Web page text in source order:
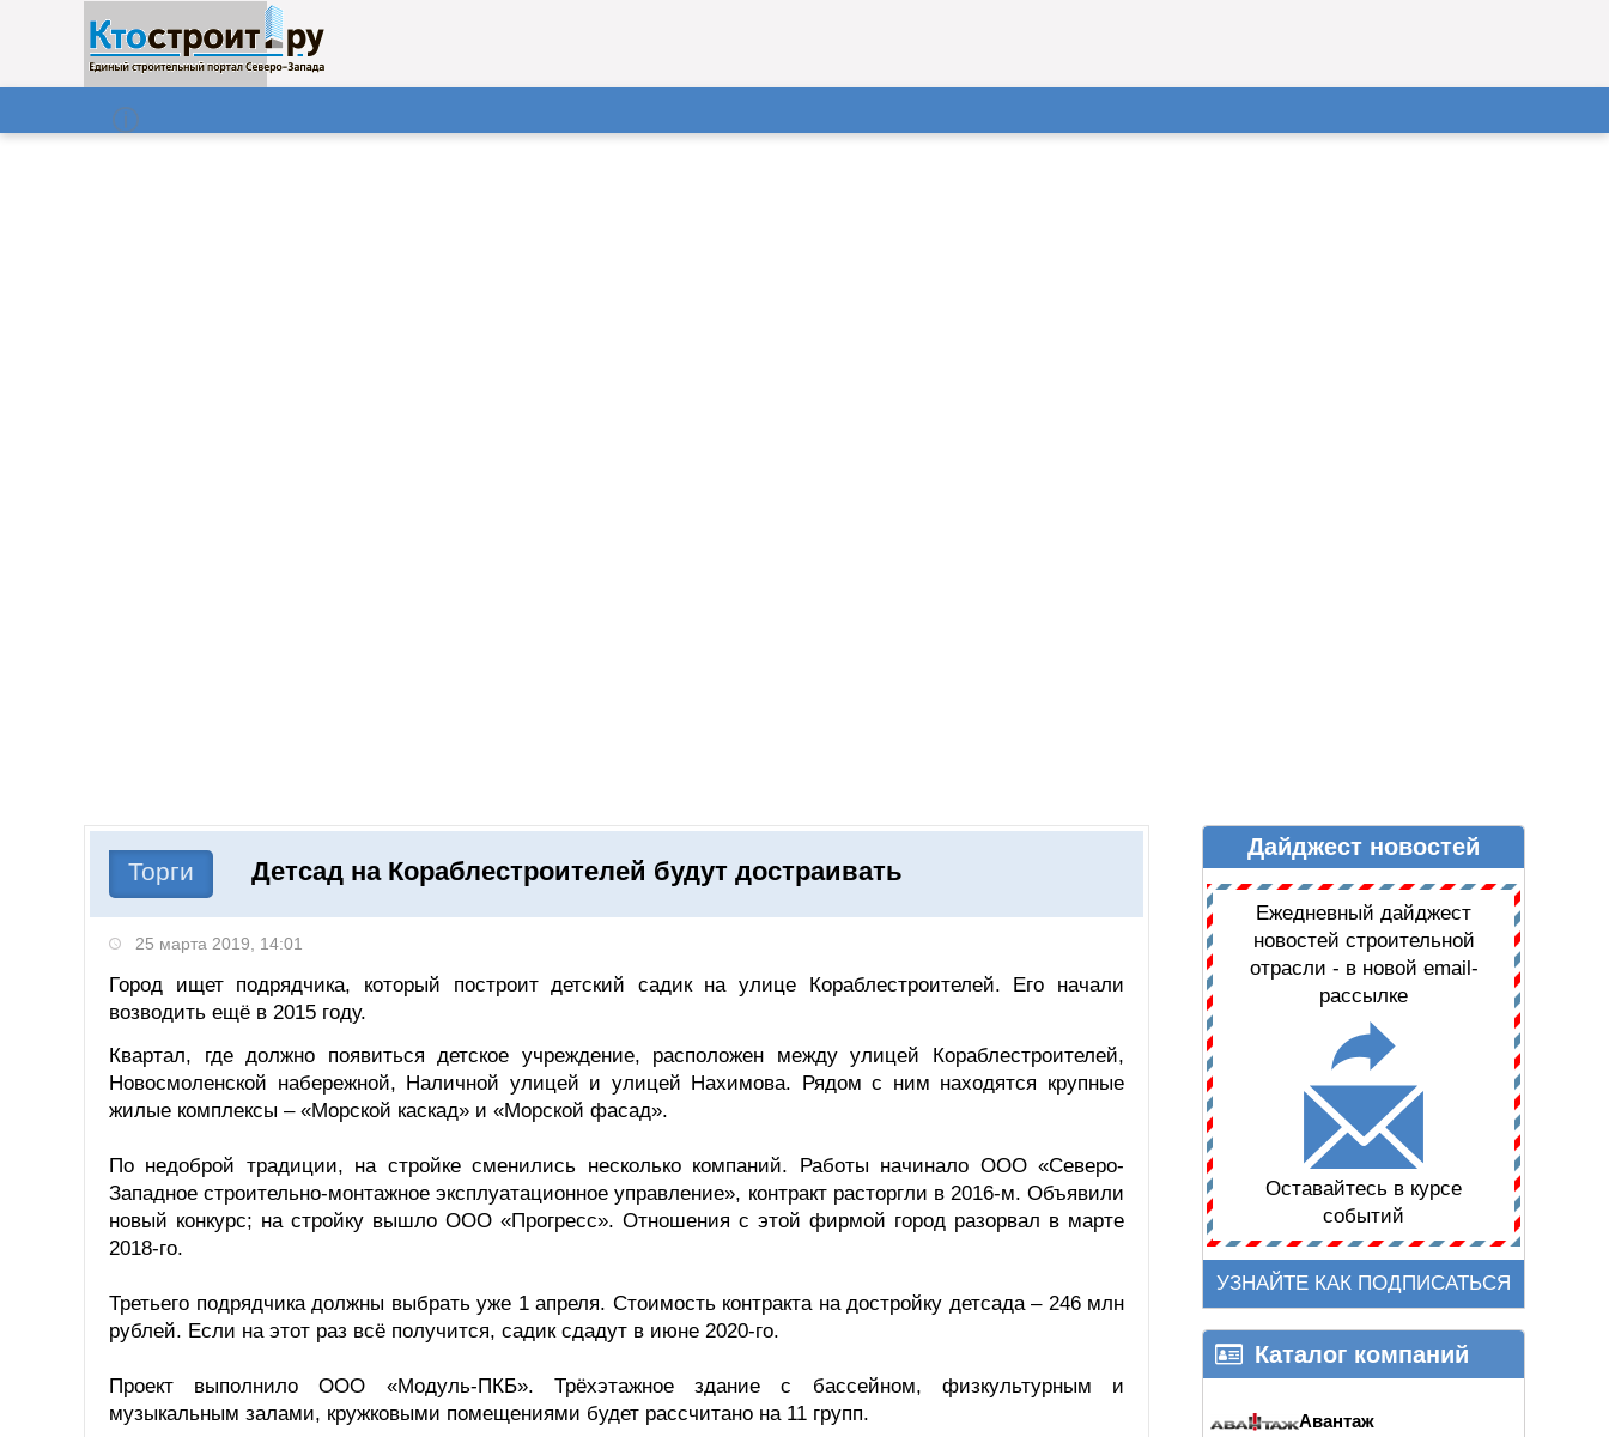
Поиск
НОВОСТИ ДАЙДЖЕСТ НОВОСТЕЙ
Торги Детсад на Кораблестроителей будут достраивать
25 марта 2019, 14:01
Город ищет подрядчика, который построит детский садик на улице Кораблестроителей. Его начали
возводить ещё в 2015 году.
Квартал, где должно появиться детское учреждение, расположен между улицей Кораблестроителей,
Новосмоленской набережной, Наличной улицей и улицей Нахимова. Рядом с ним находятся крупные
жилые комплексы – «Морской каскад» и «Морской фасад».
По недоброй традиции, на стройке сменились несколько компаний. Работы начинало ООО «Северо-
Западное строительно-монтажное эксплуатационное управление», контракт расторгли в 2016-м. Объявили
новый конкурс; на стройку вышло ООО «Прогресс». Отношения с этой фирмой город разорвал в марте
2018-го.
Третьего подрядчика должны выбрать уже 1 апреля. Стоимость контракта на достройку детсада – 246 млн
рублей. Если на этот раз всё получится, садик сдадут в июне 2020-го.
Проект выполнило ООО «Модуль-ПКБ». Трёхэтажное здание с бассейном, физкультурным и
музыкальным залами, кружковыми помещениями будет рассчитано на 11 групп.
Дайджест новостей
Ежедневный дайджест
новостей строительной
отрасли - в новой email-
рассылке
Оставайтесь в курсе
событий
УЗНАЙТЕ КАК ПОДПИСАТЬСЯ
Каталог компаний
Авантаж